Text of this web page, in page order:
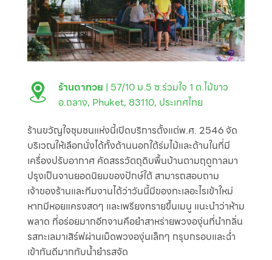
ร้านตาทวย | 57/10 ม.5 ซ.ร่วมใจ 1 ต.ไม้ขาว
อ.ถลาง, Phuket, 83110, ประเทศไทย
ร้านขวัญใจชุมชนแห่งนี้เปิดบริการตั้งแต่พ.ศ. 2546 จัด
บริเวณให้เลือกนั่งได้ทั้งด้านนอกใต้ร่มไม้และด้านในที่มี
เครื่องปรับอากาศ คัดสรรวัตถุดิบพื้นบ้านตามฤดูกาลมา
ปรุงเป็นจานยอดนิยมของปักษ์ใต้ สามารถสอบถาม
เจ้าของร้านและทีมงานได้ว่าวันนี้มีของทะเลอะไรเข้าใหม่
หากมีหอยแครงสดๆ และเพรียงทรายขึ้นเมนู แนะนำว่าห้าม
พลาด ที่อร่อยมากอีกจานคือยำสาหร่ายพวงองุ่นที่นำกลิ่น
รสทะเลมาเสิร์ฟผ่านเม็ดพวงองุ่นเล็กๆ กรุบกรอบและฉ่ำ
เข้ากันดีมากกับน้ำยำรสจัด